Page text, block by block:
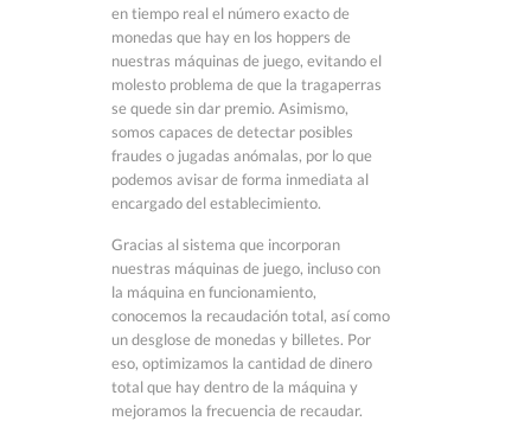
en tiempo real el número exacto de
monedas que hay en los hoppers de
nuestras máquinas de juego, evitando el
molesto problema de que la tragaperras
se quede sin dar premio. Asimismo,
somos capaces de detectar posibles
fraudes o jugadas anómalas, por lo que
podemos avisar de forma inmediata al
encargado del establecimiento.
Gracias al sistema que incorporan
nuestras máquinas de juego, incluso con
la máquina en funcionamiento,
conocemos la recaudación total, así como
un desglose de monedas y billetes. Por
eso, optimizamos la cantidad de dinero
total que hay dentro de la máquina y
mejoramos la frecuencia de recaudar.